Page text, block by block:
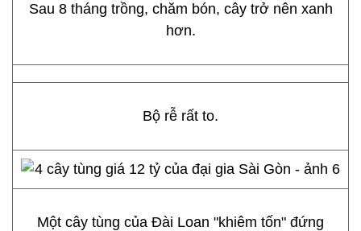
Sau 8 tháng trồng, chăm bón, cây trở nên xanh
hơn.
Bộ rễ rất to.
Một cây tùng của Đài Loan "khiêm tốn" đứng